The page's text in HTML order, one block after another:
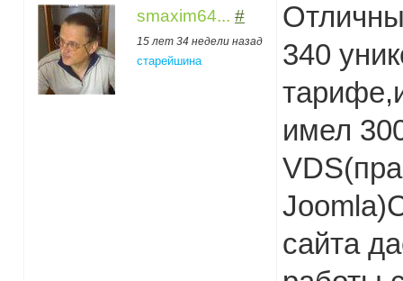
smaxim64... #
15 лет 34 недели назад
старейшина
340
имел
сайта